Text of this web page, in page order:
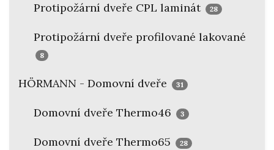
Protipožární dveře CPL laminát 28
Protipožární dveře profilované lakované
8
HÖRMANN - Domovní dveře 31
Domovní dveře Thermo46 3
Domovní dveře Thermo65 28